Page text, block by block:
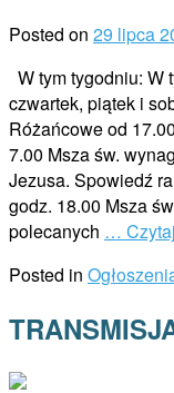
Posted on 29 lipca
W tym tygodniu: W
czwartek, piątek i
Różańcowe od
7.00 Msza św.
Jezusa. Spowiedź
godz. 18.00 Msza
polecanych …
Posted in